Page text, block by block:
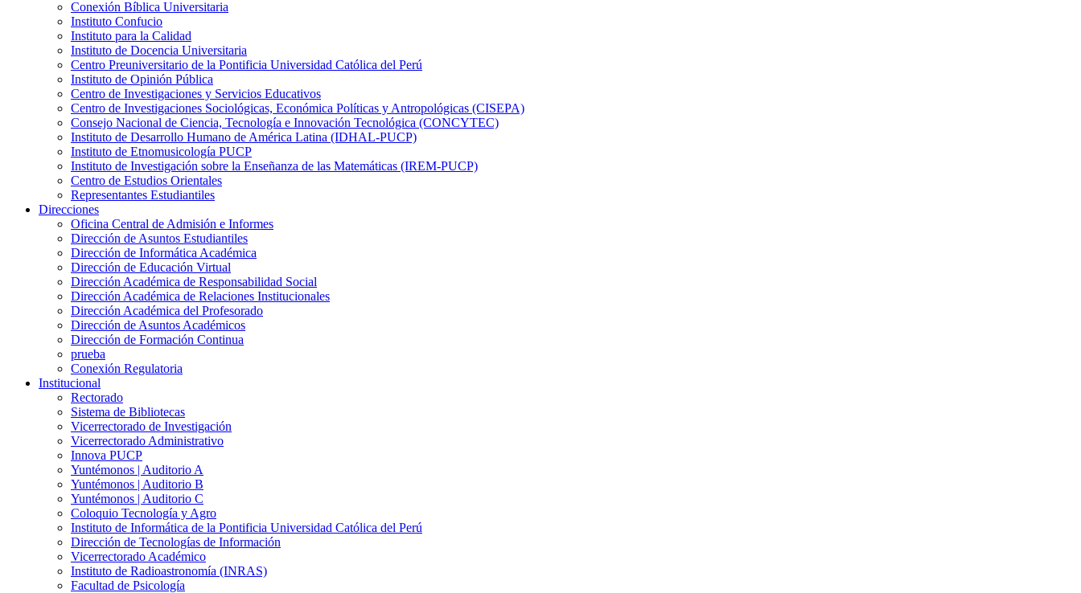
Conexión Bíblica Universitaria
Instituto Confucio
Instituto para la Calidad
Instituto de Docencia Universitaria
Centro Preuniversitario de la Pontificia Universidad Católica del Perú
Instituto de Opinión Pública
Centro de Investigaciones y Servicios Educativos
Centro de Investigaciones Sociológicas, Económica Políticas y Antropológicas (CISEPA)
Consejo Nacional de Ciencia, Tecnología e Innovación Tecnológica (CONCYTEC)
Instituto de Desarrollo Humano de América Latina (IDHAL-PUCP)
Instituto de Etnomusicología PUCP
Instituto de Investigación sobre la Enseñanza de las Matemáticas (IREM-PUCP)
Centro de Estudios Orientales
Representantes Estudiantiles
Direcciones
Oficina Central de Admisión e Informes
Dirección de Asuntos Estudiantiles
Dirección de Informática Académica
Dirección de Educación Virtual
Dirección Académica de Responsabilidad Social
Dirección Académica de Relaciones Institucionales
Dirección Académica del Profesorado
Dirección de Asuntos Académicos
Dirección de Formación Continua
prueba
Conexión Regulatoria
Institucional
Rectorado
Sistema de Bibliotecas
Vicerrectorado de Investigación
Vicerrectorado Administrativo
Innova PUCP
Yuntémonos | Auditorio A
Yuntémonos | Auditorio B
Yuntémonos | Auditorio C
Coloquio Tecnología y Agro
Instituto de Informática de la Pontificia Universidad Católica del Perú
Dirección de Tecnologías de Información
Vicerrectorado Académico
Instituto de Radioastronomía (INRAS)
Facultad de Psicología